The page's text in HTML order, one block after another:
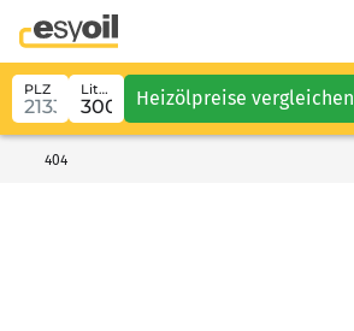
PLZ Liter Heizölpreise vergleichen
404